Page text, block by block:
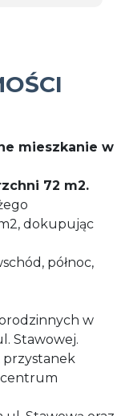
mieszkanie w
72 m2.
dokupując
północ,
w
Stawowej.
przystanek